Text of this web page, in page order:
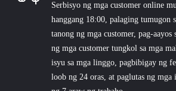
Serbisyo ng mga customer online
hanggang 18:00, palaging tumugon
tanong ng mga customer, pag-aayos
ng mga customer tungkol sa mga
isyu sa mga linggo, pagbibigay ng
loob ng 24 oras, at paglutas ng mga